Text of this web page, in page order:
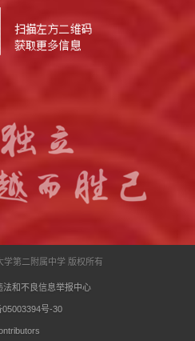
学第二附属中学 版权所有
法和不良信息举报中心
05003394号-30